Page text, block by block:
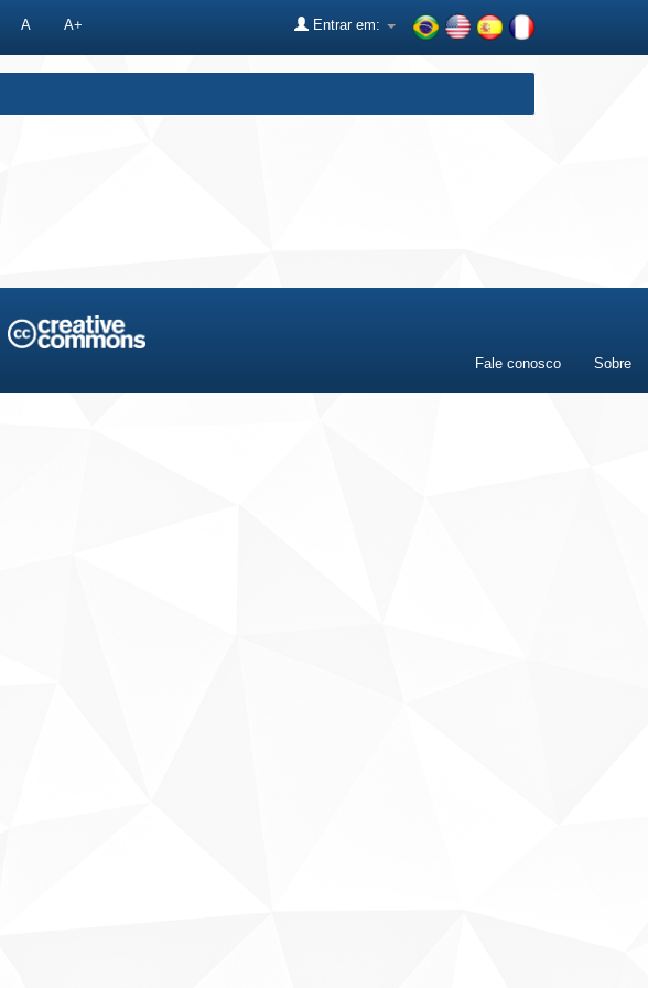
A A+ Entrar em:
Fale conosco Sobre